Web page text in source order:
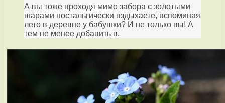
А вы тоже проходя мимо забора с золотыми
шарами ностальгически вздыхаете, вспоминая
лето в деревне у бабушки? И не только вы! А
тем не менее добавить в.